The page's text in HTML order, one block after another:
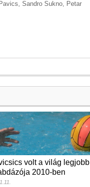
Sandro Sukno, Petar
volt a világ legjobb
2010-ben